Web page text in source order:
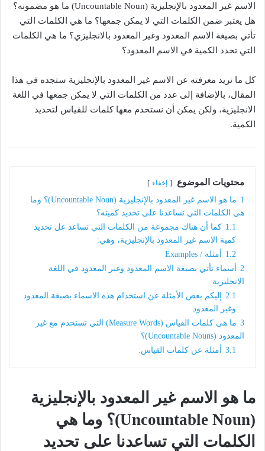
الاسم غير المعدود بالإنجليزية (Uncountable Noun) ما هو مضمونه؟
هل يعتبر ضمن الكلمات التي لا يمكن جمعها؟ ما هي الكلمات التي
تأتي بصيغة الاسم المعدود وغير المعدود بالانجليزي؟ ما هي الكلمات
التي تحدد الكمية في الاسم المعدود؟
كل ما تريد معرفته عن الاسم غير المعدود بالإنجليزية ستجده في هذا
المقال، بالإضافة إلى عدد من الكلمات التي لا يمكن جمعها في اللغة
الانجليزية، ولكن يمكن أن نستخدم معها كلمات للقياس لتحديد
الكمية.
محتويات الموضوع إخفاء
1
ما هو الاسم غير المعدود بالإنجليزية (Uncountable Noun)؟ وما
هي الكلمات التي تساعدنا على تحديد كميته؟
1.1 كما أن هناك مجموعة من الكلمات التي تساعد عل تحديد
كمية الاسم غير المعدود بالإنجليزية، وهي:
1.2 أمثلة / Examples
2 أسماء تأتي بصيغة الاسم المعدود وغير المعدود في اللغة
الانجليزية
2.1 إليكم بعض الأمثلة عن استخدام هذه الاسماء بصيغة المعدود
وغير المعدود
3
ما هي كلمات القياس (Measure Words) التي تستخدم مع غير
المعدود (Uncountable Nouns)؟
3.1 أمثلة عن كلمات القياس:
ما هو الاسم غير المعدود بالإنجليزية
(Uncountable Noun)؟ وما هي
الكلمات التي تساعدنا على تحديد